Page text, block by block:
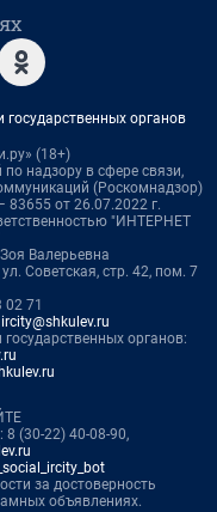
органов
(18+)
надзору в сфере связи,
(Роскомнадзор)
от 26.07.2022 г.
"ИНТЕРНЕТ
Валерьевна
Советская, стр. 42, пом. 7
71
ircity@shkulev.ru
органов:
(30-22) 40-08-90,
за достоверность
объявлениях.